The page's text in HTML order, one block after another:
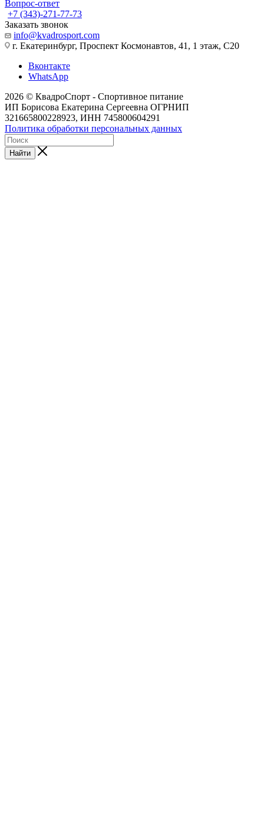
Вопрос-ответ
+7 (343)-271-77-73
Заказать звонок
info@kvadrosport.com
г. Екатеринбург, Проспект Космонавтов, 41, 1 этаж, С20
Вконтакте
WhatsApp
2026 © КвадроСпорт - Спортивное питание
ИП Борисова Екатерина Сергеевна ОГРНИП
321665800228923, ИНН 745800604291
Политика обработки персональных данных
Найти